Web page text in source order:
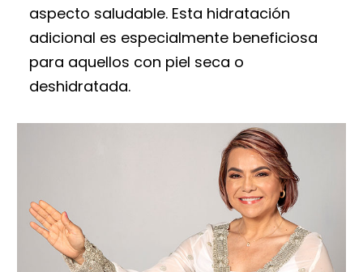
aspecto saludable. Esta hidratación
adicional es especialmente beneficiosa
para aquellos con piel seca o
deshidratada.